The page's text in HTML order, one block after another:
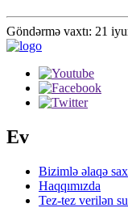
Göndərmə vaxtı: 21
Ev
Bizimlə əlaqə
Haqqımızda
Tez-tez verilən